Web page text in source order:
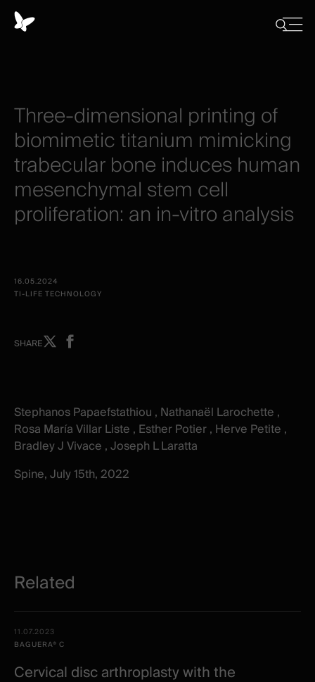
Three-dimensional printing of
biomimetictitanium mimicking
trabecularbone induces human
mesenchymal stem cell
proliferation: an in-vitroanalysis
16.05.2024
TI-LIFE TECHNOLOGY
SHAREShare
window
Share
window
Stephanos Papaefstathiou , Nathanaël Larochette ,
Rosa María Villar Liste , Esther Potier , Herve Petite ,
Bradley J Vivace , Joseph L Laratta
Spine, July 15th, 2022
Related
items
Date -
Category
11.07.2023
BAGUERA® C
Cervical disc arthroplasty with the
Close
Panel